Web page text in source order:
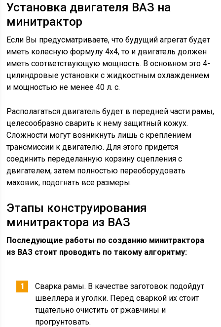
Установка двигателя ВАЗ на
минитрактор
Если Вы предусматриваете, что будущий агрегат будет
иметь колесную формулу 4х4, то и двигатель должен
иметь соответствующую мощность. В основном это 4-
цилиндровые установки с жидкостным охлаждением
и мощностью не менее 40 л. с.
Располагаться двигатель будет в передней части рамы,
целесообразно сварить к нему защитный кожух.
Сложности могут возникнуть лишь с креплением
трансмиссии к двигателю. Для этого придется
соединить переделанную корзину сцепления с
двигателем, затем полностью переоборудовать
маховик, подогнать все размеры.
Этапы конструирования
минитрактора из ВАЗ
Последующие работы по созданию минитрактора
из ВАЗ стоит проводить по такому алгоритму:
Сварка рамы. В качестве заготовок подойдут
швеллера и уголки. Перед сваркой их стоит
тщательно очистить от ржавчины и
прогрунтовать.